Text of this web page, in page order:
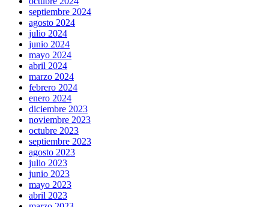
septiembre 2024
agosto 2024
julio 2024
junio 2024
mayo 2024
abril 2024
marzo 2024
febrero 2024
enero 2024
diciembre 2023
noviembre 2023
octubre 2023
septiembre 2023
agosto 2023
julio 2023
junio 2023
mayo 2023
abril 2023